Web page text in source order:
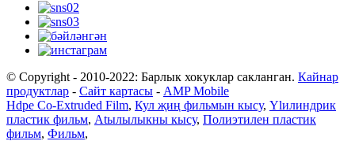
© Copyright - 2010-2022: Барлык хокуклар сакланган. Кайнар
продуктлар - Сайт картасы - AMP Mobile
Hdpe Co-Extruded Film, Кул җиң фильмын кысу, Ylилиндрик
пластик фильм, Atылылыкны кысу, Полиэтилен пластик
фильм, Фильм,